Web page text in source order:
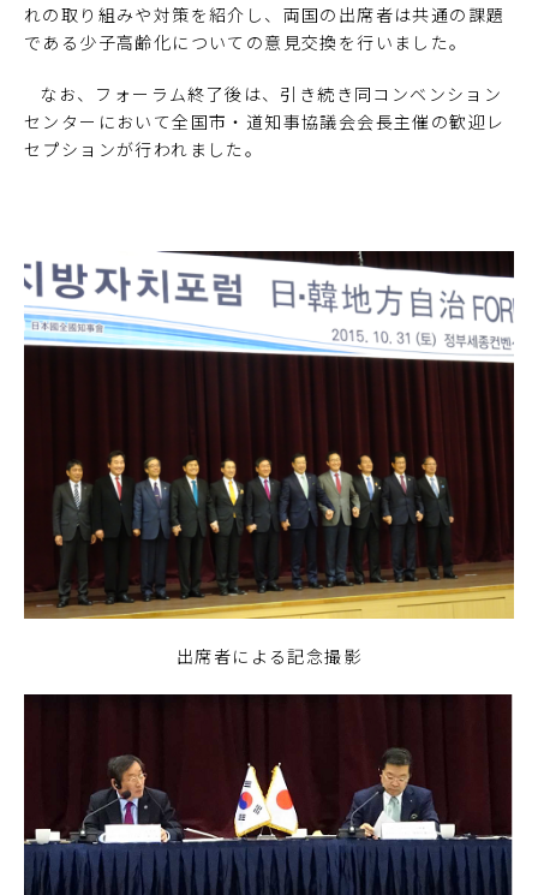
れの取り組みや対策を紹介し、両国の出席者は共通の課題
である少子高齢化についての意見交換を行いました。
なお、フォーラム終了後は、引き続き同コンベンション
センターにおいて全国市・道知事協議会会長主催の歓迎レ
セプションが行われました。
出席者による記念撮影